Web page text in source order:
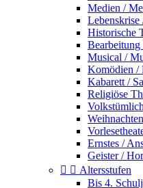
Medien /
Historische
Bearbeitung
Musical /
Komödien /
Kabarett /
Religiöse
Ernstes /
Geister /
  Altersstufen
Bis 4.